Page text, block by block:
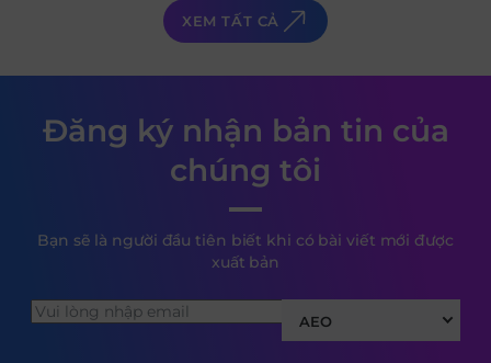
XEM TẤT CẢ
Đăng ký nhận bản tin của
chúng tôi
Bạn sẽ là người đầu tiên biết khi có bài viết mới được
xuất bản
AEO